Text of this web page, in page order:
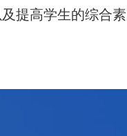
提高学生的综合